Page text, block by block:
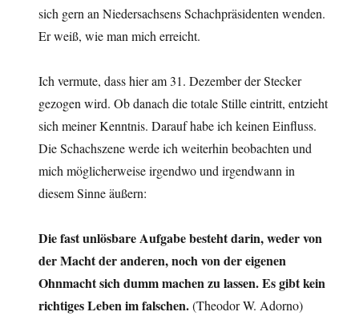
sich gern an Niedersachsens Schachpräsidenten wenden.
Er weiß, wie man mich erreicht.
Ich vermute, dass hier am 31. Dezember der Stecker
gezogen wird. Ob danach die totale Stille eintritt, entzieht
sich meiner Kenntnis. Darauf habe ich keinen Einfluss.
Die Schachszene werde ich weiterhin beobachten und
mich möglicherweise irgendwo und irgendwann in
diesem Sinne äußern:
Die fast unlösbare Aufgabe besteht darin, weder von
der Macht der anderen, noch von der eigenen
Ohnmacht sich dumm machen zu lassen. Es gibt kein
richtiges Leben im falschen.(Theodor W. Adorno)